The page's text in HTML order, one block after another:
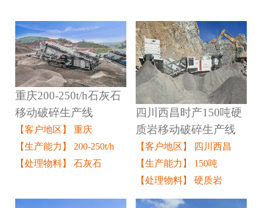
重庆200-250t/h石灰石
移动破碎生产线
【客户地区】 重庆
【生产能力】 200-250t/h
【处理物料】 石灰石
四川西昌时产150吨硬
质岩移动破碎生产线
【客户地区】 四川西昌
【生产能力】 150吨
【处理物料】 硬质岩